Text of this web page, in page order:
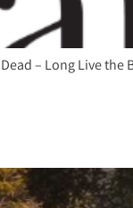
– Long Live